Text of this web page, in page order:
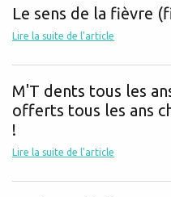
Le sens de la fièvre
Lire la suite de l'article
M'T dents tous les
offerts tous les ans
!
Lire la suite de l'article